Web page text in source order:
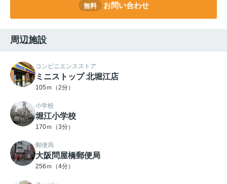
無料 お問い合わせ
周辺施設
コンビニエンスストア
ミニストップ 北堀江店
105ｍ（2分）
小学校
堀江小学校
170ｍ（3分）
郵便局
大阪問屋橋郵便局
256ｍ（4分）